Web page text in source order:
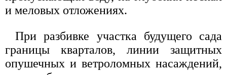
и меловых отложениях.
При разбивке участка будущего сада
границы кварталов, линии защитных
опушечных и ветроломных насаждений,